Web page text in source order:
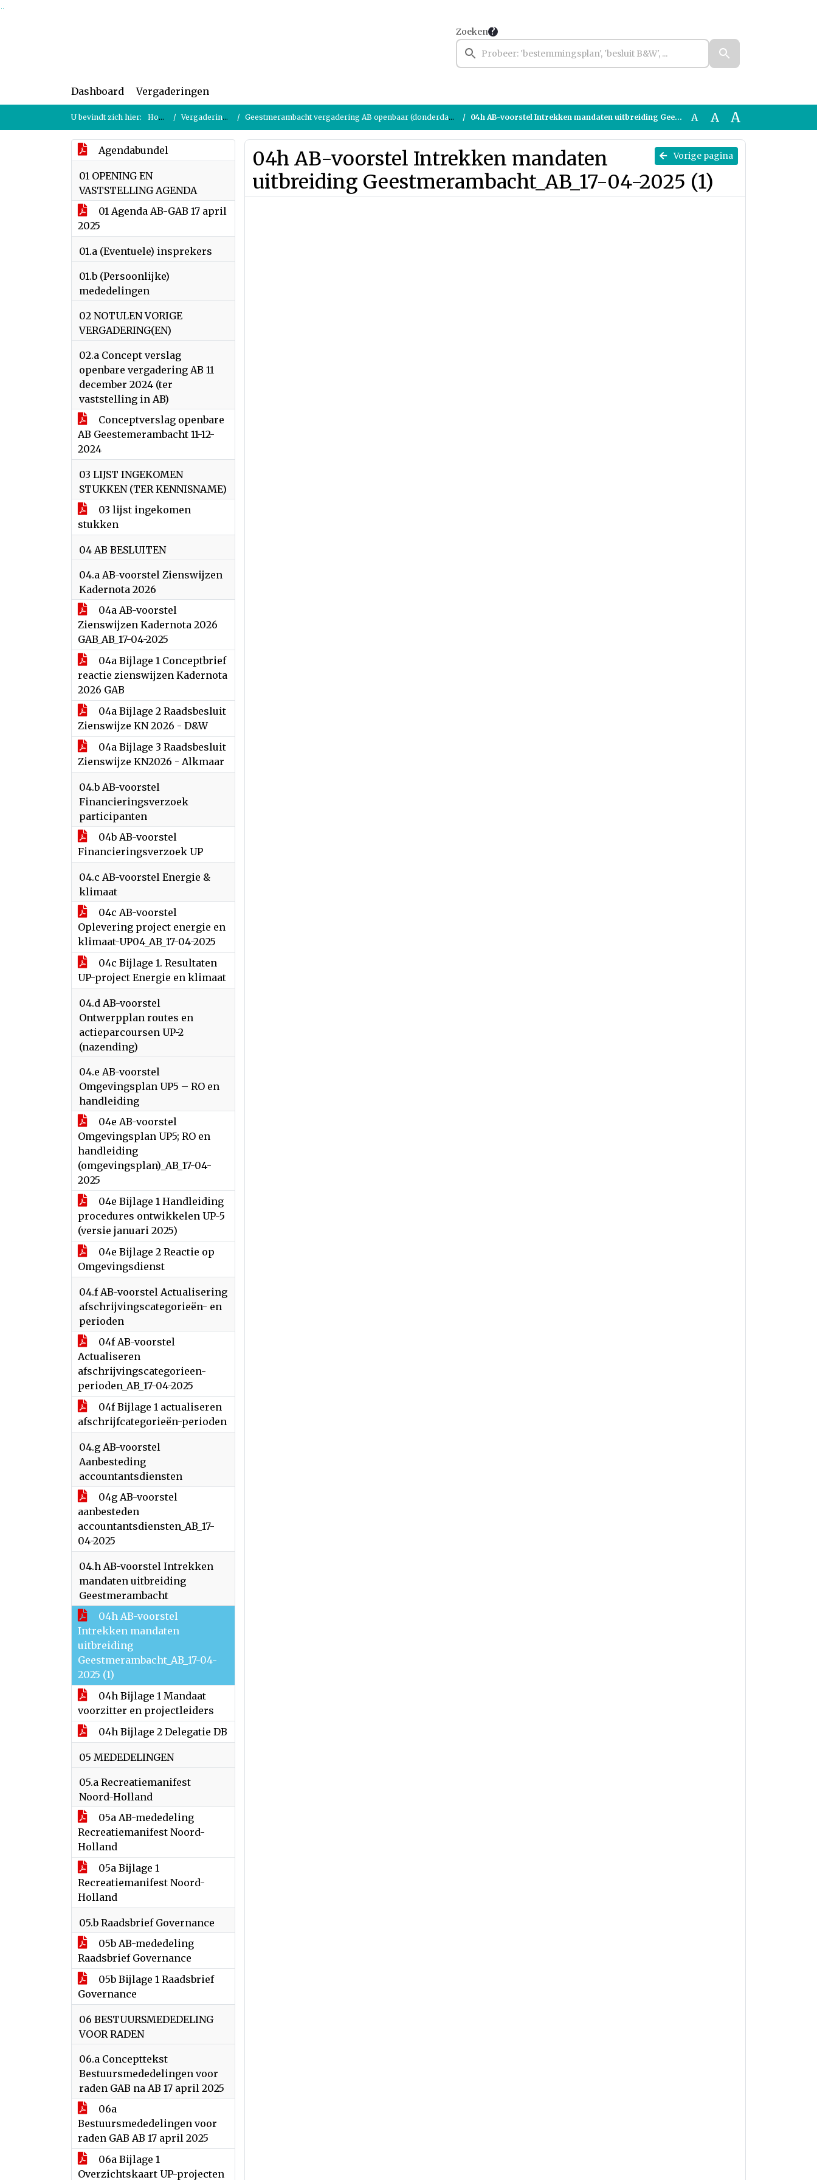
Zoeken
Dashboard Vergaderingen
U bevindt zich hier: Home Vergaderingen Geestmerambacht vergadering AB openbaar (donderdag 17 april 2025) 04h AB-voorstel Intrekken mandaten uitbreiding Geestmerambacht_AB_17-04-2025 (1) A A A
Agendabundel
01 OPENING EN
VASTSTELLING AGENDA
01 Agenda AB-GAB 17 april
2025
01.a (Eventuele) insprekers
01.b (Persoonlijke)
mededelingen
02 NOTULEN VORIGE
VERGADERING(EN)
02.a Concept verslag
openbare vergadering AB 11
december 2024 (ter
vaststelling in AB)
Conceptverslag openbare
AB Geestemerambacht 11-12-
2024
03 LIJST INGEKOMEN
STUKKEN (TER KENNISNAME)
03 lijst ingekomen
stukken
04 AB BESLUITEN
04.a AB-voorstel Zienswijzen
Kadernota 2026
04a AB-voorstel
Zienswijzen Kadernota 2026
GAB_AB_17-04-2025
04a Bijlage 1 Conceptbrief
reactie zienswijzen Kadernota
2026 GAB
04a Bijlage 2 Raadsbesluit
Zienswijze KN 2026 - D&W
04a Bijlage 3 Raadsbesluit
Zienswijze KN2026 - Alkmaar
04.b AB-voorstel
Financieringsverzoek
participanten
04b AB-voorstel
Financieringsverzoek UP
04.c AB-voorstel Energie &
klimaat
04c AB-voorstel
Oplevering project energie en
klimaat-UP04_AB_17-04-2025
04c Bijlage 1. Resultaten
UP-project Energie en klimaat
04.d AB-voorstel
Ontwerpplan routes en
actieparcoursen UP-2
(nazending)
04.e AB-voorstel
Omgevingsplan UP5 – RO en
handleiding
04e AB-voorstel
Omgevingsplan UP5; RO en
handleiding
(omgevingsplan)_AB_17-04-
2025
04e Bijlage 1 Handleiding
procedures ontwikkelen UP-5
(versie januari 2025)
04e Bijlage 2 Reactie op
Omgevingsdienst
04.f AB-voorstel Actualisering
afschrijvingscategorieën- en
perioden
04f AB-voorstel
Actualiseren
afschrijvingscategorieen-
perioden_AB_17-04-2025
04f Bijlage 1 actualiseren
afschrijfcategorieën-perioden
04.g AB-voorstel
Aanbesteding
accountantsdiensten
04g AB-voorstel
aanbesteden
accountantsdiensten_AB_17-
04-2025
04.h AB-voorstel Intrekken
mandaten uitbreiding
Geestmerambacht
04h AB-voorstel
Intrekken mandaten
uitbreiding
Geestmerambacht_AB_17-04-
2025 (1)
04h Bijlage 1 Mandaat
voorzitter en projectleiders
04h Bijlage 2 Delegatie DB
05 MEDEDELINGEN
05.a Recreatiemanifest
Noord-Holland
05a AB-mededeling
Recreatiemanifest Noord-
Holland
05a Bijlage 1
Recreatiemanifest Noord-
Holland
05.b Raadsbrief Governance
05b AB-mededeling
Raadsbrief Governance
05b Bijlage 1 Raadsbrief
Governance
06 BESTUURSMEDEDELING
VOOR RADEN
06.a Concepttekst
Bestuursmededelingen voor
raden GAB na AB 17 april 2025
06a
Bestuursmededelingen voor
raden GAB AB 17 april 2025
06a Bijlage 1
Overzichtskaart UP-projecten
Vorige pagina
04h AB-voorstel Intrekken mandaten
uitbreiding Geestmerambacht_AB_17-04-2025 (1)